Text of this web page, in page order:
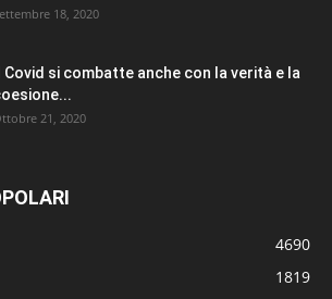
18, 2020
Il Covid si combatte anche con la verità e la
21, 2020
4690
1819